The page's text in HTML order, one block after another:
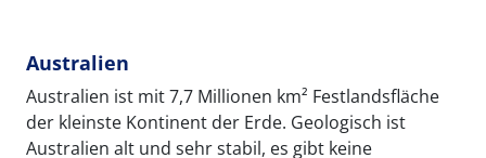
Australien
Australien ist mit 7,7 Millionen km² Festlandsfläche
der kleinste Kontinent der Erde. Geologisch ist
Australien alt und sehr stabil, es gibt keine